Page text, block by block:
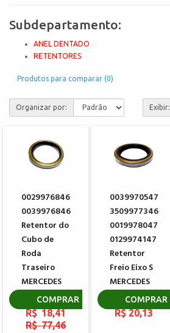
Subdepartamento:
ANEL DENTADO
RETENTORES
Produtos para comparar (0)
Organizar por: Exibir:
0029976846
0039976846
Retentor do
Cubo de
Roda
Traseiro
MERCEDES
BENZ
R$ 18,41
R$ 77,46
COMPRAR
0039970547
3509977346
0019978047
0129974147
Retentor
Freio Eixo S
MERCEDES
BENZ
R$ 20,13
COMPRAR